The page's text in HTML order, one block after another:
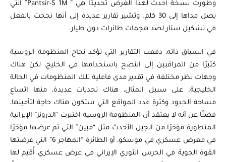
وطورت نسخة أحدث لهذا الغرض تحديدًا هي ” Pantsir-S 1M” التي
يصل مداها إلى 30 كلم. وتشير تقارير عديدة إلى أنها نجحت بالفعل
في تشكيل ستار لصد هجمات طائرات دون طيار.
في السياق ذاته، دفعت التقارير التي تؤكد نجاح المنظومة الروسية
كثيرًا من المراقبين إلى النصح باستخدامها في الخليج، لكن هناك
وجهات نظر مختلفة في تقدير مدى فاعلية تلك المنظومات في الحالة
الخليجية. على سبيل المثال، هناك تحديات عديدة، منها اتساع
مساحة الحدود وكثرة عدد المواقع التي ستكون هناك حاجة لتأمينها،
فضلًا عن أنه لا يعتقد أن المنظومة الروسية اختبرت “الدرونز” الإيرانية
المتطورة مؤخرًا من الجيل الأحدث مثل “مبين” التي تم عرضها مؤخرًا
في معرض عسكري في موسكو، أو الطائرة “المهاجر 6” التي عرضتها
القوة الجوية في الحرس الثوري الإيراني في عرض عسكري أُقيم لها